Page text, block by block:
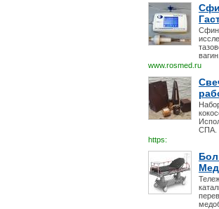
www.rosmed.ru
СПА.
https: